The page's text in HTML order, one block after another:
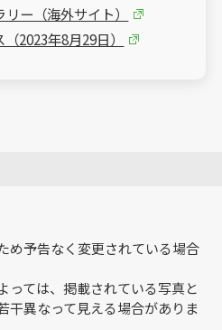
ー（海外サイト）
2023年8月29日）
め予告なく変更されている場合
っては、掲載されている写真と
干異なって見える場合がありま